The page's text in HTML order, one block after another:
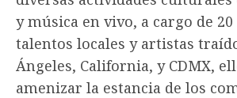
y música en vivo, a cargo de
talentos locales y artistas
Ángeles, California, y CDMX,
amenizar la estancia de los